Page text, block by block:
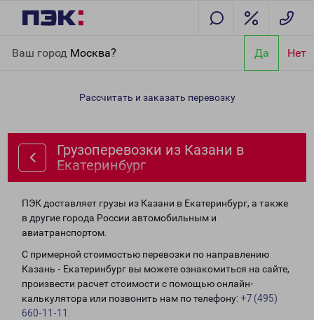
Ваш город Москва? Да Нет
Екатеринбург
Рассчитать и заказать перевозку
Грузоперевозки из Казани в
Екатеринбург
ПЭК доставляет грузы из Казани в Екатеринбург, а также
в другие города России автомобильным и
авиатранспортом.
С примерной стоимостью перевозки по направлению
Казань - Екатеринбург вы можете ознакомиться на сайте,
произвести расчет стоимости с помощью онлайн-
калькулятора или позвонить нам по телефону: +7 (495)
660-11-11